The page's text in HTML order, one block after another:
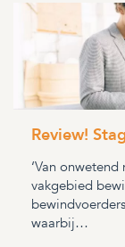
Review!
‘Van
vakgebied
waarbij…